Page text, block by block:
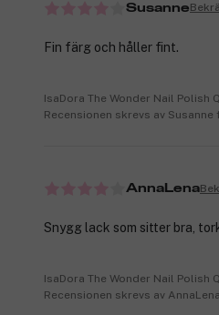
Susanne
Fin färg och håller fint.
IsaDora The Wonder Nail Polish
Recensionen skrevs av
AnnaLena
Snygg lack som sitter bra,
IsaDora The Wonder Nail Polish
Recensionen skrevs av